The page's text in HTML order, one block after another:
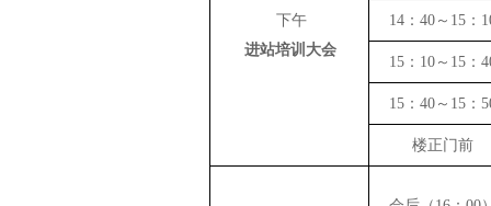
下午
进站培训大会
14：40～15：
15：10～15：
15：40～15：
楼正门前